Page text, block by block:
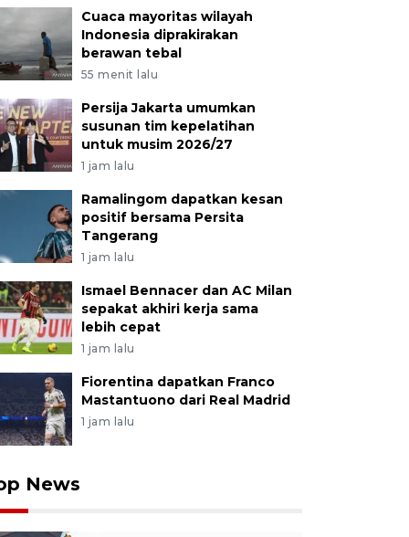
Cuaca mayoritas wilayah
Indonesia diprakirakan
berawan tebal
55 menit lalu
Persija Jakarta umumkan
susunan tim kepelatihan
untuk musim 2026/27
1 jam lalu
Ramalingom dapatkan kesan
positif bersama Persita
Tangerang
1 jam lalu
Ismael Bennacer dan AC Milan
sepakat akhiri kerja sama
lebih cepat
1 jam lalu
Fiorentina dapatkan Franco
Mastantuono dari Real Madrid
1 jam lalu
News